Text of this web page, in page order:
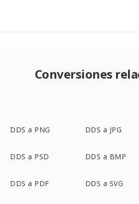
Conversiones
DDS a PNG DDS a JPG
DDS a PSD DDS a BMP
DDS a PDF DDS a SVG